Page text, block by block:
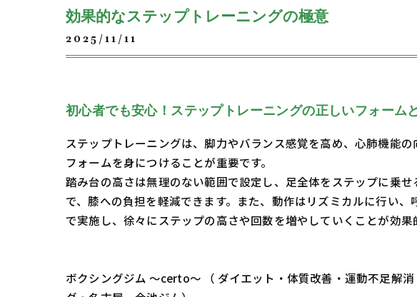
効果的なステップトレーニングの極意
2025/11/11
初心者でも安心！ステップトレーニングの正しいフォーム
ステップトレーニングは、脚力やバランス感覚を高め、心肺機能
フォームを身につけることが重要です。
踏み台の高さは無理のない範囲で設定し、足全体をステップに乗
で、膝への負担を軽減できます。また、動作はリズミカルに行い
で実施し、徐々にステップの高さや回数を増やしていくことが効果
ボクシングジム ～certo～ （ ダイエット・体質改善・運動不足解